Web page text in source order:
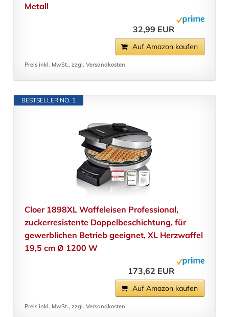
Metall
32,99 EUR
Auf Amazon kaufen
Preis inkl. MwSt., zzgl. Versandkosten
BESTSELLER NO. 1
Cloer 1898XL Waffeleisen Professional,
zuckerresistente Doppelbeschichtung, für
gewerblichen Betrieb geeignet, XL Herzwaffel
19,5 cm Ø 1200 W
173,62 EUR
Auf Amazon kaufen
Preis inkl. MwSt., zzgl. Versandkosten